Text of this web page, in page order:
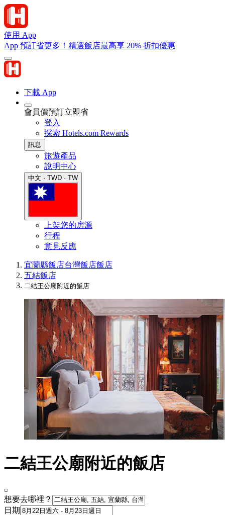
使用 App
App 預訂省更多！精選飯店最高享 20% 折扣優惠
下載 App
會員價預訂立即省
登入
探索 Hotels.com Rewards
訊息
旅遊產品
說明中心
中文 · TWD · TW
上架您的房源
行程
意見反應
宜蘭縣飯店台灣飯店飯店
五結飯店
二結王公廟附近的飯店
二結王公廟附近的飯店
想要去哪裡？
日期